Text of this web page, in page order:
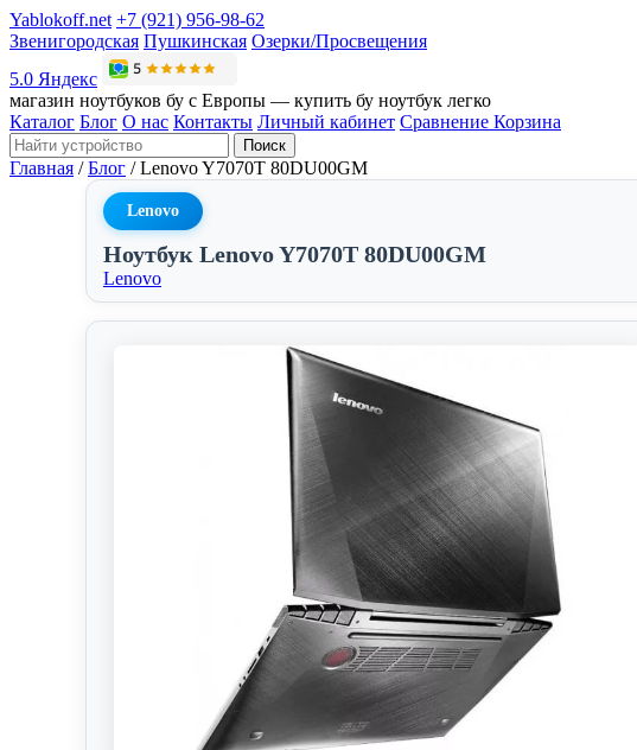
Yablokoff.net +7 (921) 956-98-62
Звенигородская Пушкинская Озерки/Просвещения
5.0 Яндекс
магазин ноутбуков бу с Европы — купить бу ноутбук легко
Каталог Блог О нас Контакты Личный кабинет Сравнение Корзина
Поиск
Главная / Блог / Lenovo Y7070T 80DU00GM
Lenovo
Ноутбук Lenovo Y7070T 80DU00GM
Lenovo